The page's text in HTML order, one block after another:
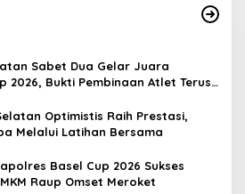
Sabet Dua Gelar Juara
2026, Bukti Pembinaan Atlet Terus
Optimistis Raih Prestasi,
Melalui Latihan Bersama
Basel Cup 2026 Sukses
Raup Omset Meroket